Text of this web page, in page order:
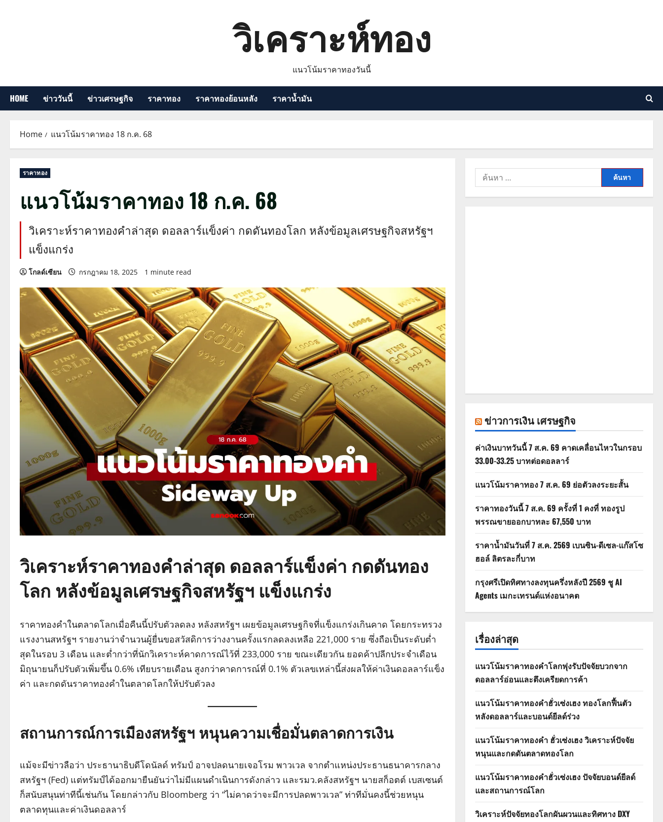
วิเคราะห์ทอง
แนวโน้มราคาทองวันนี้
HOME ข่าววันนี้ ข่าวเศรษฐกิจ ราคาทอง ราคาทองย้อนหลัง ราคาน้ำมัน
Home แนวโน้มราคาทอง 18 ก.ค. 68
ราคาทอง
แนวโน้มราคาทอง 18 ก.ค. 68
วิเคราะห์ราคาทองคำล่าสุด ดอลลาร์แข็งค่า กดดันทองโลก หลังข้อมูลเศรษฐกิจสหรัฐฯ
แข็งแกร่ง
โกลด์เซียน กรกฎาคม 18, 2025 1 minute read
วิเคราะห์ราคาทองคำล่าสุด ดอลลาร์แข็งค่า กดดันทอง
โลก หลังข้อมูลเศรษฐกิจสหรัฐฯ แข็งแกร่ง
ราคาทองคำในตลาดโลกเมื่อคืนนี้ปรับตัวลดลง หลังสหรัฐฯ เผยข้อมูลเศรษฐกิจที่แข็งแกร่งเกินคาด โดยกระทรวง
แรงงานสหรัฐฯ รายงานว่าจำนวนผู้ยื่นขอสวัสดิการว่างงานครั้งแรกลดลงเหลือ 221,000 ราย ซึ่งถือเป็นระดับต่ำ
สุดในรอบ 3 เดือน และต่ำกว่าที่นักวิเคราะห์คาดการณ์ไว้ที่ 233,000 ราย ขณะเดียวกัน ยอดค้าปลีกประจำเดือน
มิถุนายนก็ปรับตัวเพิ่มขึ้น 0.6% เทียบรายเดือน สูงกว่าคาดการณ์ที่ 0.1% ตัวเลขเหล่านี้ส่งผลให้ค่าเงินดอลลาร์แข็ง
ค่า และกดดันราคาทองคำในตลาดโลกให้ปรับตัวลง
สถานการณ์การเมืองสหรัฐฯ หนุนความเชื่อมั่นตลาดการเงิน
แม้จะมีข่าวลือว่า ประธานาธิบดีโดนัลด์ ทรัมป์ อาจปลดนายเจอโรม พาวเวล จากตำแหน่งประธานธนาคารกลาง
สหรัฐฯ (Fed) แต่ทรัมป์ได้ออกมายืนยันว่าไม่มีแผนดำเนินการดังกล่าว และรมว.คลังสหรัฐฯ นายสก็อตต์ เบสเซนต์
ก็สนับสนุนท่าทีนี้เช่นกัน โดยกล่าวกับ Bloomberg ว่า “ไม่คาดว่าจะมีการปลดพาวเวล” ท่าทีมั่นคงนี้ช่วยหนุน
ตลาดทุนและค่าเงินดอลลาร์
ค้นหา
สำหรับ:
ข่าวการเงิน เศรษฐกิจ
ค่าเงินบาทวันนี้ 7 ส.ค. 69 คาดเคลื่อนไหวในกรอบ
33.00-33.25 บาทต่อดอลลาร์
แนวโน้มราคาทอง 7 ส.ค. 69 ย่อตัวลงระยะสั้น
ราคาทองวันนี้ 7 ส.ค. 69 ครั้งที่ 1 คงที่ ทองรูป
พรรณขายออกบาทละ 67,550 บาท
ราคาน้ำมันวันที่ 7 ส.ค. 2569 เบนซิน-ดีเซล-แก๊สโซ
ฮอล์ ลิตรละกี่บาท
กรุงศรีเปิดทิศทางลงทุนครึ่งหลังปี 2569 ชู AI
Agents เมกะเทรนด์แห่งอนาคต
เรื่องล่าสุด
แนวโน้มราคาทองคำโลกพุ่งรับปัจจัยบวกจาก
ดอลลาร์อ่อนและตึงเครียดการค้า
แนวโน้มราคาทองคำฮั่วเซ่งเฮง ทองโลกฟื้นตัว
หลังดอลลาร์และบอนด์ยีลด์ร่วง
แนวโน้มราคาทองคำ ฮั่วเซ่งเฮง วิเคราะห์ปัจจัย
หนุนและกดดันตลาดทองโลก
แนวโน้มราคาทองคำฮั่วเซ่งเฮง ปัจจัยบอนด์ยีลด์
และสถานการณ์โลก
วิเคราะห์ปัจจัยทองโลกผันผวนและทิศทาง DXY